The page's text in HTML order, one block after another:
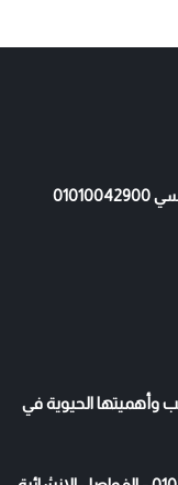
شركة المتخصص للتجارة والمقاولات اس تي سي 01010042900
وأهميتها الحيوية في